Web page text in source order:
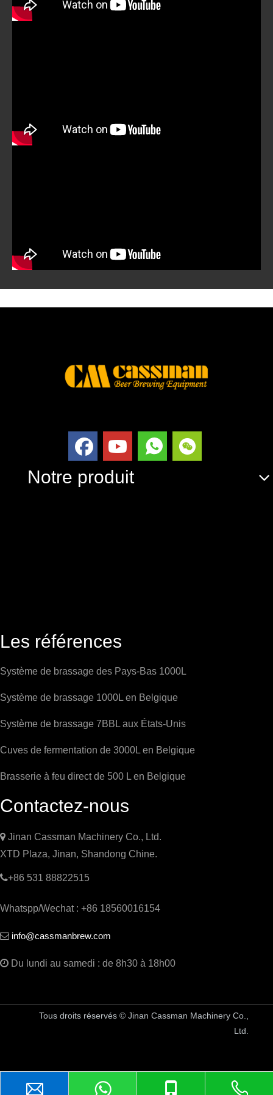
Notre produit
Les références
Système de brassage des Pays-Bas 1000L
Système de brassage 1000L en Belgique
Système de brassage 7BBL aux États-Unis
Cuves de fermentation de 3000L en Belgique
Brasserie à feu direct de 500 L en Belgique
Contactez-nous
 Jinan Cassman Machinery Co., Ltd.
XTD Plaza, Jinan, Shandong Chine.
+86 531 88822515
Whatspp/Wechat : +86 18560016154
 info@cassmanbrew.com
 Du lundi au samedi : de 8h30 à 18h00
Tous droits réservés © Jinan Cassman Machinery Co.,
Ltd.